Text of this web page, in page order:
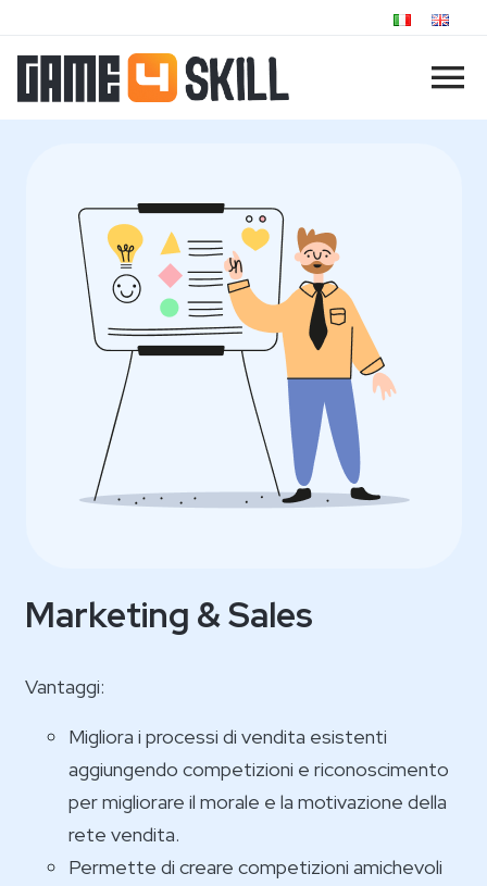
Marketing & Sales
Vantaggi:
Migliora i processi di vendita esistenti
aggiungendo competizioni e riconoscimento
per migliorare il morale e la motivazione della
rete vendita.
Permette di creare competizioni amichevoli